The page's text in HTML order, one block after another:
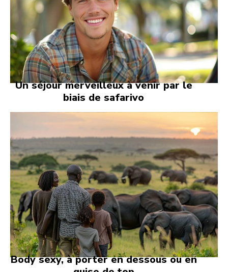
Un séjour merveilleux à venir par le
biais de safarivo
Body sexy, à porter en dessous ou en